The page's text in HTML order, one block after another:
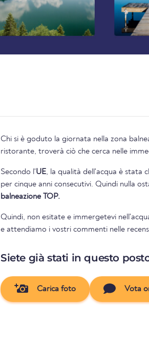
Chi si è goduto la giornata nella zona
ristorante, troverà ciò che cerca nelle
Secondo l'UE, la qualità dell'acqua è stata
per cinque anni consecutivi. Quindi nulla
balneazione TOP.
Quindi, non esitate e immergetevi
e attendiamo i vostri commenti nelle
Siete già stati in questo
Carica foto Vota